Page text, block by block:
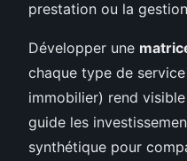
prestation ou la
Développer une
chaque type de
immobilier) rend
guide les
synthétique pour